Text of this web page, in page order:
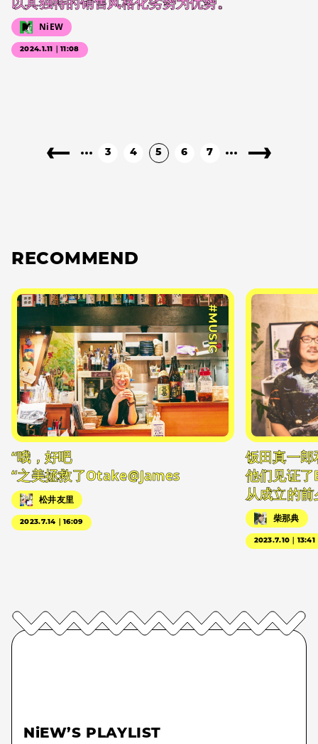
NiEW
2024.1.11｜11:08
3 4 5 6 7
RECOMMEND
#MUSIC
“哦，好吧
“之美拯救了Otake@James
松井友里
2023.7.14｜16:09
饭田真一
他们见证
从成立的
柴那典
2023.7.10｜13:41
NiEW’S PLAYLIST